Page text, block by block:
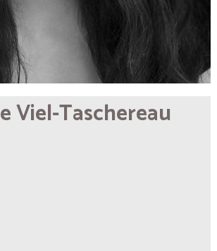
Viel-Taschereau